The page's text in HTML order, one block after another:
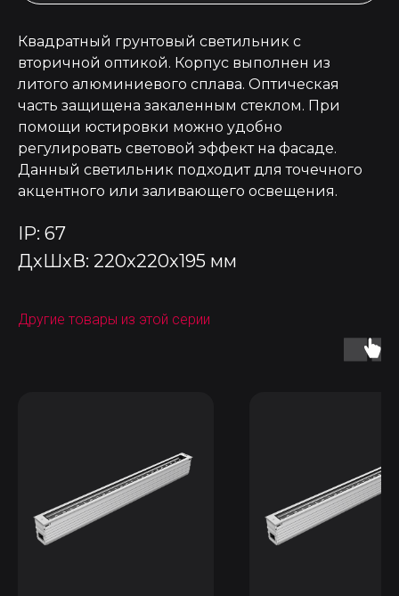
Квадратный грунтовый светильник с
вторичной оптикой. Корпус выполнен из
литого алюминиевого сплава. Оптическая
часть защищена закаленным стеклом. При
помощи юстировки можно удобно
регулировать световой эффект на фасаде.
Данный светильник подходит для точечного
акцентного или заливающего освещения.
IP: 67
ДxШxВ: 220x220x195 мм
Другие товары из этой серии